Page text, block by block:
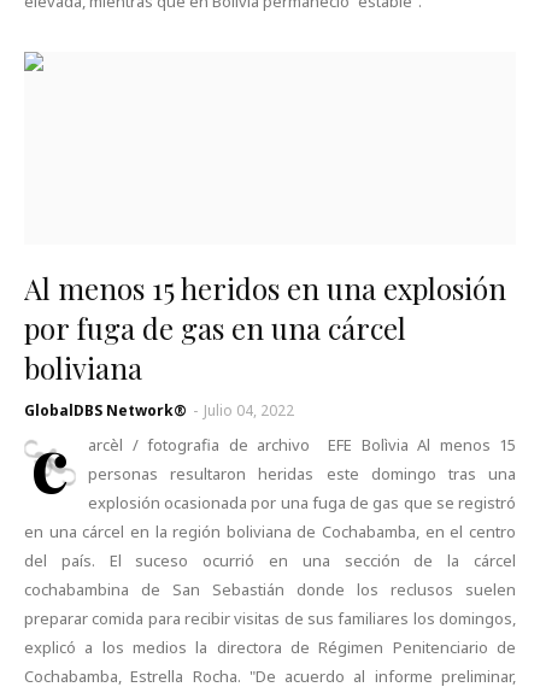
Al menos 15 heridos en una explosión
por fuga de gas en una cárcel
boliviana
GlobalDBS Network® - Julio 04, 2022
c
arcèl / fotografia de archivo EFE Bolìvia Al menos 15
personas resultaron heridas este domingo tras una
explosión ocasionada por una fuga de gas que se registró
en una cárcel en la región boliviana de Cochabamba, en el centro
del país. El suceso ocurrió en una sección de la cárcel
cochabambina de San Sebastián donde los reclusos suelen
preparar comida para recibir visitas de sus familiares los domingos,
explicó a los medios la directora de Régimen Penitenciario de
Cochabamba, Estrella Rocha. "De acuerdo al informe preliminar,